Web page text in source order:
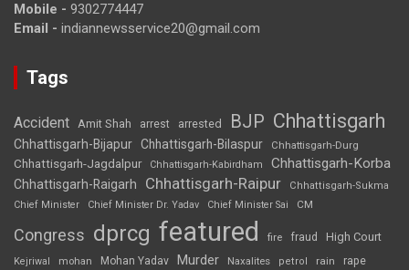
Mobile - 9302774447
Email - indiannewsservice20@gmail.com
Tags
Accident Amit Shah arrest arrested BJP Chhattisgarh
Chhattisgarh-Bijapur Chhattisgarh-Bilaspur Chhattisgarh-Durg
Chhattisgarh-Jagdalpur Chhattisgarh-Kabirdham Chhattisgarh-Korba
Chhattisgarh-Raigarh Chhattisgarh-Raipur
Chhattisgarh-Sukma
Chief Minister
Chief Minister Dr. Yadav Chief Minister Sai CM
Congress dprcg featured fire fraud High Court
Kejriwal mohan Mohan Yadav Murder Naxalites petrol rain rape